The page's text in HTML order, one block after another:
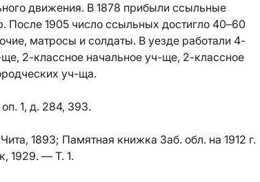
движения. В 1878 прибыли ссыльные
1905 число ссыльных достигло 40–60
матросы и солдаты. В уезде работали 4-
2-классное начальное уч-ще, 2-классное
уч-ща.
1, д. 284, 393.
1893; Памятная книжка Заб. обл. на 1912 г.
1929. — Т. 1.